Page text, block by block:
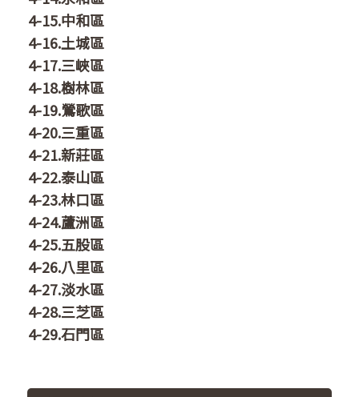
4-15.中和區
4-16.土城區
4-17.三峽區
4-18.樹林區
4-19.鶯歌區
4-20.三重區
4-21.新莊區
4-22.泰山區
4-23.林口區
4-24.蘆洲區
4-25.五股區
4-26.八里區
4-27.淡水區
4-28.三芝區
4-29.石門區